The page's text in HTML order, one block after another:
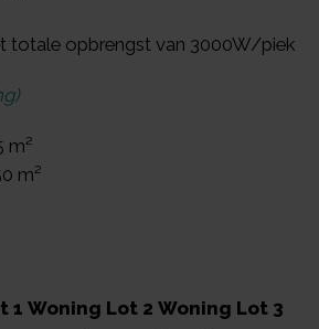
totale opbrengst van 3000W/piek
m²
m²
1 Woning Lot 2 Woning Lot 3